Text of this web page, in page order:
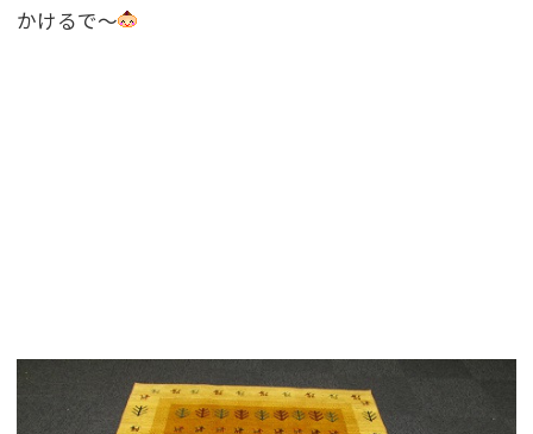
かけるで〜